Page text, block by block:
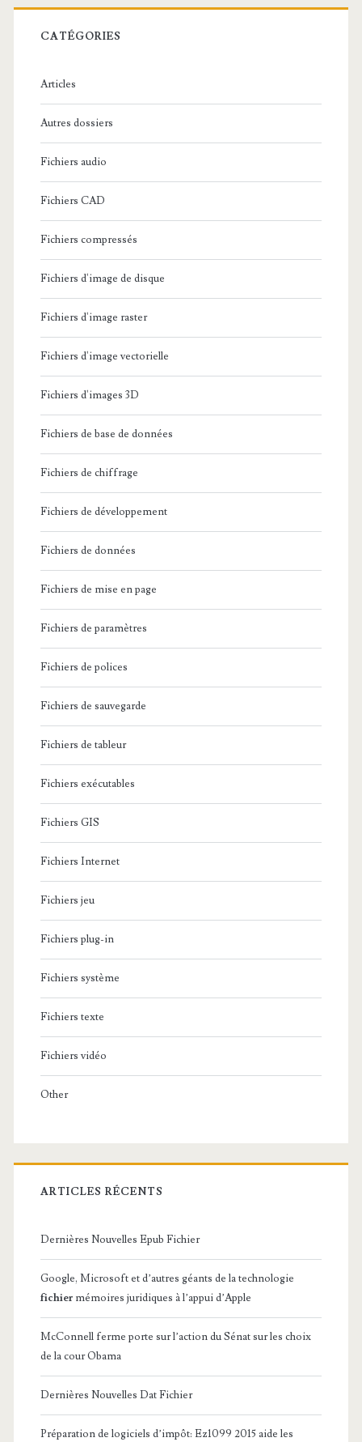
r
c
:
CATÉGORIES
Articles
Autres dossiers
Fichiers audio
Fichiers CAD
Fichiers compressés
Fichiers d'image de disque
Fichiers d'image raster
Fichiers d'image vectorielle
Fichiers d'images 3D
Fichiers de base de données
Fichiers de chiffrage
Fichiers de développement
Fichiers de données
Fichiers de mise en page
Fichiers de paramètres
Fichiers de polices
Fichiers de sauvegarde
Fichiers de tableur
Fichiers exécutables
Fichiers GIS
Fichiers Internet
Fichiers jeu
Fichiers plug-in
Fichiers système
Fichiers texte
Fichiers vidéo
Other
ARTICLES RÉCENTS
Dernières Nouvelles Epub Fichier
Google, Microsoft et d’autres géants de la technologie
fichier mémoires juridiques à l’appui d’Apple
McConnell ferme porte sur l’action du Sénat sur les choix
de la cour Obama
Dernières Nouvelles Dat Fichier
Préparation de logiciels d’impôt: Ez1099 2015 aide les